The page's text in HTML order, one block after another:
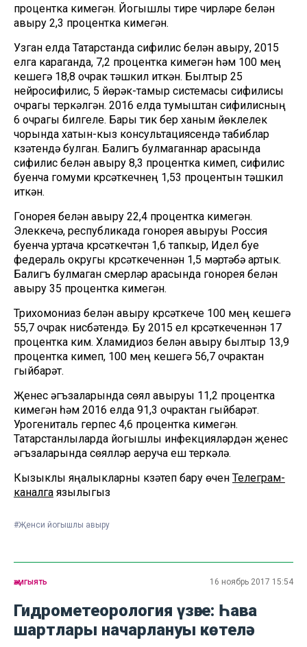
процентка кимегән. Йогышлы тире чирләре белән
авыру 2,3 процентка кимегән.
Узган елда Татарстанда сифилис белән авыру, 2015
елга караганда, 7,2 процентка кимегән һәм 100 мең
кешегә 18,8 очрак тәшкил иткән. Былтыр 25
нейросифилис, 5 йөрәк-тамыр системасы сифилисы
очрагы теркәлгән. 2016 елда тумыштан сифилисның
6 очрагы билгеле. Бары тик бер ханым йөклелек
чорында хатын-кыз консультациясендә табиблар
күзәтүендә булган. Балигъ булмаганнар арасында
сифилис белән авыру 8,3 процентка кимеп, сифилис
буенча гомуми күрсәткечнең 1,53 процентын тәшкил
иткән.
Гонорея белән авыру 22,4 процентка кимегән.
Элеккечә, республикада гонорея авыруы Россия
буенча уртача күрсәткечтән 1,6 тапкыр, Идел буе
федераль округы күрсәткеченнән 1,5 мәртәбә артык.
Балигъ булмаган үсмерләр арасында гонорея белән
авыру 35 процентка кимегән.
Трихомониаз белән авыру күрсәткече 100 мең кешегә
55,7 очрак нисбәтендә. Бу 2015 ел күрсәткеченнән 17
процентка ким. Хламидиоз белән авыру былтыр 13,9
процентка кимеп, 100 мең кешегә 56,7 очрактан
гыйбарәт.
Җенес әгъзаларында сөял авыруы 11,2 процентка
кимегән һәм 2016 елда 91,3 очрактан гыйбарәт.
Урогениталь герпес 4,6 процентка кимегән.
Татарстанлыларда йогышлы инфекцияләрдән җенес
әгъзаларында сөялләр аеруча еш теркәлә.
Кызыклы яңалыкларны күзәтеп бару өчен Телеграм-
каналга язылыгыз
#Җенси йогышлы авыру
җәмгыять 16 ноябрь 2017 15:54
Гидрометеорология үзәге: Һава
шартлары начарлануы көтелә